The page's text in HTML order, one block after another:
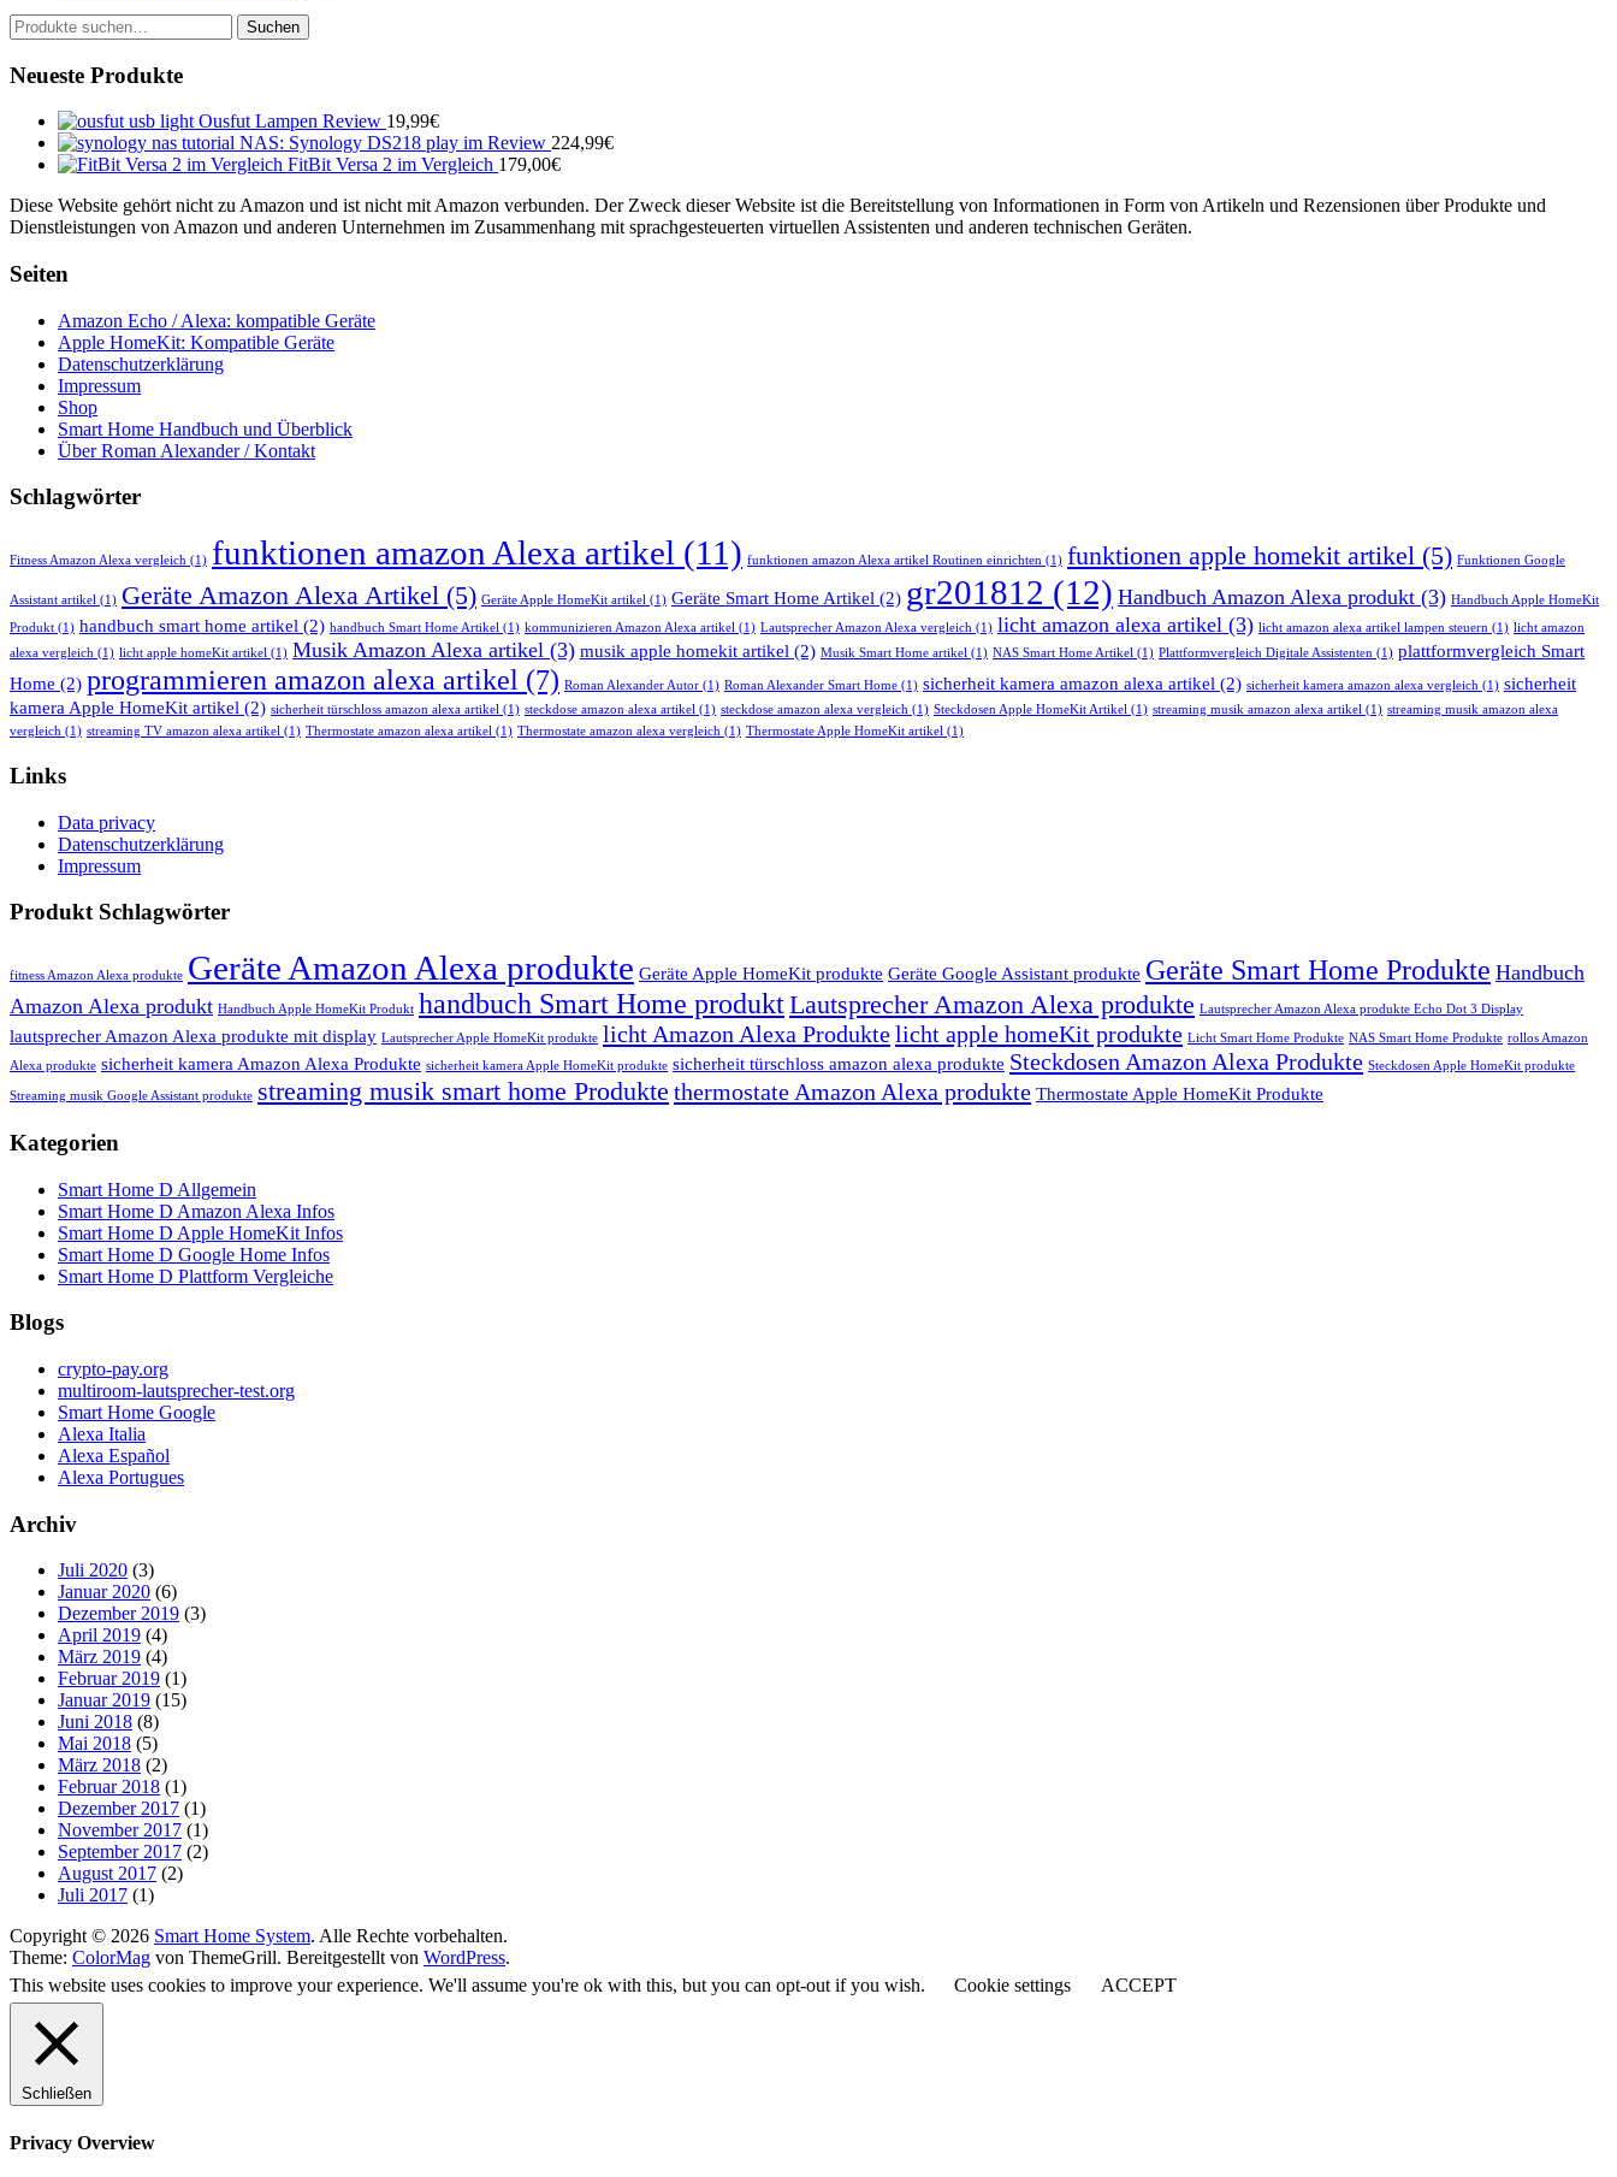
Suche
nach:
Suchen
Neueste Produkte
Ousfut Lampen Review 19,99€
NAS: Synology DS218 play im Review 224,99€
FitBit Versa 2 im Vergleich 179,00€
Diese Website gehört nicht zu Amazon und ist nicht mit Amazon verbunden. Der Zweck dieser Website ist die Bereitstellung von Informationen in Form von Artikeln und Rezensionen über Produkte und
Dienstleistungen von Amazon und anderen Unternehmen im Zusammenhang mit sprachgesteuerten virtuellen Assistenten und anderen technischen Geräten.
Seiten
Amazon Echo / Alexa: kompatible Geräte
Apple HomeKit: Kompatible Geräte
Datenschutzerklärung
Impressum
Shop
Smart Home Handbuch und Überblick
Über Roman Alexander / Kontakt
Schlagwörter
Fitness Amazon Alexa vergleich (1) funktionen amazon Alexa artikel (11) funktionen amazon Alexa artikel Routinen einrichten (1) funktionen apple homekit artikel (5) Funktionen Google
Assistant artikel (1) Geräte Amazon Alexa Artikel (5) Geräte Apple HomeKit artikel (1) Geräte Smart Home Artikel (2) gr201812 (12) Handbuch Amazon Alexa produkt (3) Handbuch Apple HomeKit
Produkt (1) handbuch smart home artikel (2) handbuch Smart Home Artikel (1) kommunizieren Amazon Alexa artikel (1) Lautsprecher Amazon Alexa vergleich (1) licht amazon alexa artikel (3) licht amazon alexa artikel lampen steuern (1) licht amazon
alexa vergleich (1) licht apple homeKit artikel (1) Musik Amazon Alexa artikel (3) musik apple homekit artikel (2) Musik Smart Home artikel (1) NAS Smart Home Artikel (1) Plattformvergleich Digitale Assistenten (1) plattformvergleich Smart
Home (2) programmieren amazon alexa artikel (7) Roman Alexander Autor (1) Roman Alexander Smart Home (1) sicherheit kamera amazon alexa artikel (2) sicherheit kamera amazon alexa vergleich (1) sicherheit
kamera Apple HomeKit artikel (2) sicherheit türschloss amazon alexa artikel (1) steckdose amazon alexa artikel (1) steckdose amazon alexa vergleich (1) Steckdosen Apple HomeKit Artikel (1) streaming musik amazon alexa artikel (1) streaming musik amazon alexa
vergleich (1) streaming TV amazon alexa artikel (1) Thermostate amazon alexa artikel (1) Thermostate amazon alexa vergleich (1) Thermostate Apple HomeKit artikel (1)
Links
Data privacy
Datenschutzerklärung
Impressum
Produkt Schlagwörter
fitness Amazon Alexa produkte Geräte Amazon Alexa produkte Geräte Apple HomeKit produkte Geräte Google Assistant produkte Geräte Smart Home Produkte Handbuch
Amazon Alexa produkt Handbuch Apple HomeKit Produkt handbuch Smart Home produktLautsprecher Amazon Alexa produkte Lautsprecher Amazon Alexa produkte Echo Dot 3 Display
lautsprecher Amazon Alexa produkte mit display Lautsprecher Apple HomeKit produkte licht Amazon Alexa Produktelicht apple homeKit produkte Licht Smart Home Produkte NAS Smart Home Produkte rollos Amazon
Alexa produkte sicherheit kamera Amazon Alexa Produkte sicherheit kamera Apple HomeKit produkte sicherheit türschloss amazon alexa produkte Steckdosen Amazon Alexa Produkte Steckdosen Apple HomeKit produkte
Streaming musik Google Assistant produkte streaming musik smart home Produkte thermostate Amazon Alexa produkte Thermostate Apple HomeKit Produkte
Kategorien
Smart Home D Allgemein
Smart Home D Amazon Alexa Infos
Smart Home D Apple HomeKit Infos
Smart Home D Google Home Infos
Smart Home D Plattform Vergleiche
Blogs
crypto-pay.org
multiroom-lautsprecher-test.org
Smart Home Google
Alexa Italia
Alexa Español
Alexa Portugues
Archiv
Juli 2020 (3)
Januar 2020 (6)
Dezember 2019 (3)
April 2019 (4)
März 2019 (4)
Februar 2019 (1)
Januar 2019 (15)
Juni 2018 (8)
Mai 2018 (5)
März 2018 (2)
Februar 2018 (1)
Dezember 2017 (1)
November 2017 (1)
September 2017 (2)
August 2017 (2)
Juli 2017 (1)
Copyright © 2026 Smart Home System. Alle Rechte vorbehalten.
Theme: ColorMag von ThemeGrill. Bereitgestellt von WordPress.
This website uses cookies to improve your experience. We'll assume you're ok with this, but you can opt-out if you wish.
Cookie settings ACCEPT
Schließen
Privacy Overview